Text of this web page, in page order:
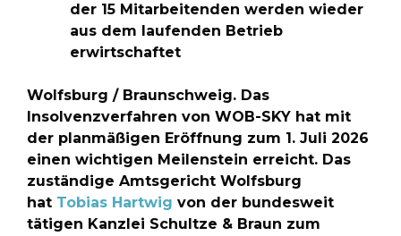
der 15 Mitarbeitenden werden wieder
aus dem laufenden Betrieb
erwirtschaftet
Wolfsburg / Braunschweig. Das
Insolvenzverfahren von WOB-SKY hat mit
der planmäßigen Eröffnung zum 1. Juli 2026
einen wichtigen Meilenstein erreicht. Das
zuständige Amtsgericht Wolfsburg
hat Tobias Hartwig von der bundesweit
tätigen Kanzlei Schultze & Braun zum